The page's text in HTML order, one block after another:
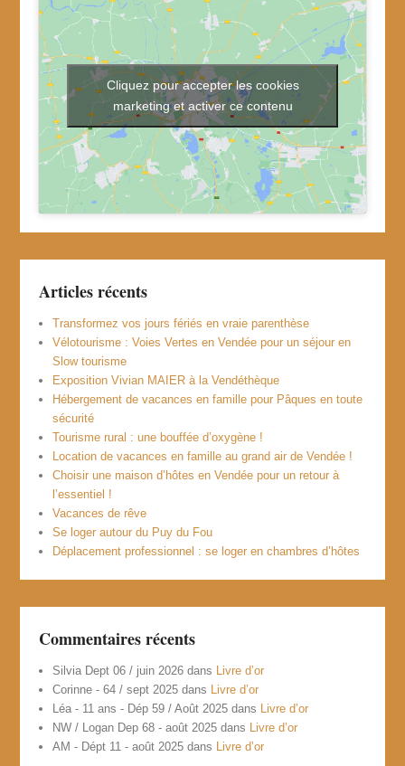
Cliquez pour accepter les cookies
marketing et activer ce contenu
Articles récents
Transformez vos jours fériés en vraie parenthèse
Vélotourisme : Voies Vertes en Vendée pour un séjour en
Slow tourisme
Exposition Vivian MAIER à la Vendéthèque
Hébergement de vacances en famille pour Pâques en toute
sécurité
Tourisme rural : une bouffée d’oxygène !
Location de vacances en famille au grand air de Vendée !
Choisir une maison d’hôtes en Vendée pour un retour à
l’essentiel !
Vacances de rêve
Se loger autour du Puy du Fou
Déplacement professionnel : se loger en chambres d’hôtes
Commentaires récents
Silvia Dept 06 / juin 2026 dans Livre d’or
Corinne - 64 / sept 2025 dans Livre d’or
Léa - 11 ans - Dép 59 / Août 2025 dans Livre d’or
NW / Logan Dep 68 - août 2025 dans Livre d’or
AM - Dépt 11 - août 2025 dans Livre d’or